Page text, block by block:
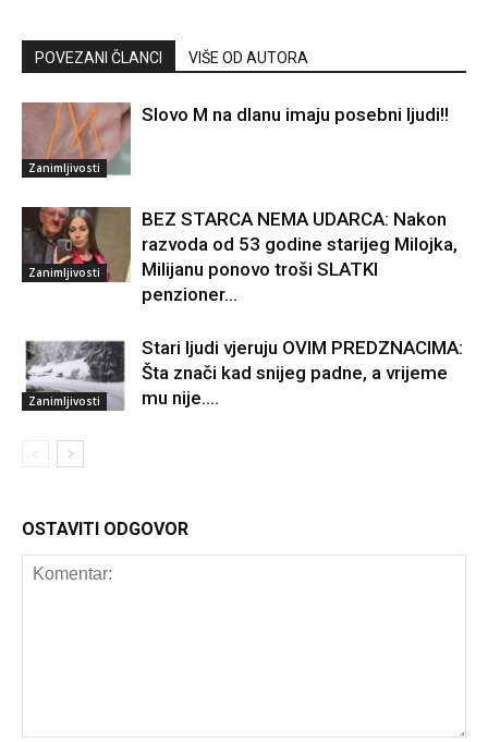
POVEZANI ČLANCI VIŠE OD AUTORA
Zanimljivosti
Slovo M na dlanu imaju posebni ljudi!!
Zanimljivosti
BEZ STARCA NEMA UDARCA: Nakon
razvoda od 53 godine starijeg Milojka,
Milijanu ponovo troši SLATKI
penzioner…
Zanimljivosti
Stari ljudi vjeruju OVIM PREDZNACIMA:
Šta znači kad snijeg padne, a vrijeme
mu nije….
OSTAVITI ODGOVOR